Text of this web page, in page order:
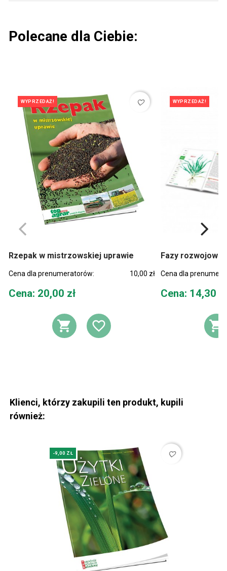
Polecane dla Ciebie:
WYPRZEDAŻ! favorite_border
Rzepak w mistrzowskiej uprawie
Cena dla prenumeratorów: 10,00 zł
Cena
Cena: 20,00 zł
DODAJ DO KOSZYKA
DODAJ DO
WYPRZEDAŻ!
Fazy rozwojowe
Cena dla
Cena
Cena: 14,30
Klienci, którzy zakupili ten produkt, kupili
również:
-9,00 ZŁ favorite_border